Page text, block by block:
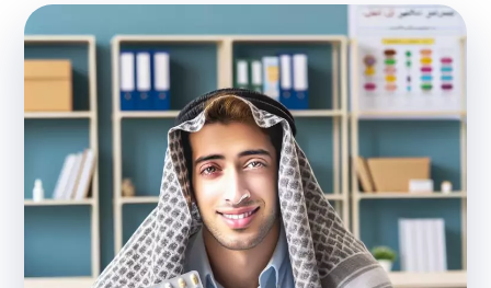
Вартість забору біоматеріалу (крім крові) - від
35 грн
Всього: 0
Попередній запис на дослідження не